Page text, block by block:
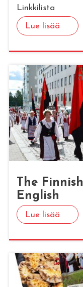
Linkkilista
Lue lisää
The
English
Lue lisää